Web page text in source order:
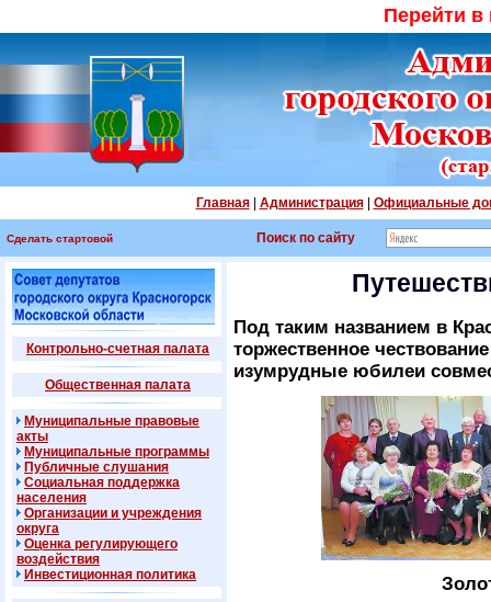
Перейти
Главная| Администрация| Официальные
Сделать стартовой Поиск по сайту
Контрольно-счетная палата
Общественная палата
Муниципальные правовые
акты
Муниципальные программы
Публичные слушания
Социальная поддержка
населения
Организации и учреждения
округа
Оценка регулирующего
воздействия
Инвестиционная политика
Под таким названием в
торжественное
изумрудные юбилеи